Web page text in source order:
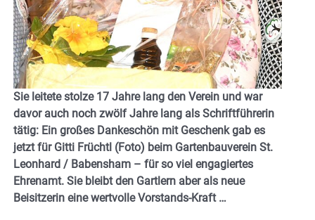
Sie leitete stolze 17 Jahre lang den Verein und war
davor auch noch zwölf Jahre lang als Schriftführerin
tätig: Ein großes Dankeschön mit Geschenk gab es
jetzt für Gitti Früchtl (Foto) beim Gartenbauverein St.
Leonhard / Babensham – für so viel engagiertes
Ehrenamt. Sie bleibt den Gartlern aber als neue
Beisitzerin eine wertvolle Vorstands-Kraft …